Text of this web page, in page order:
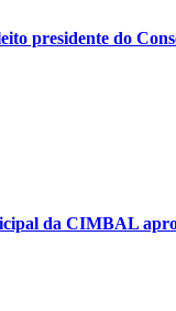
presidente do
da CIMBAL